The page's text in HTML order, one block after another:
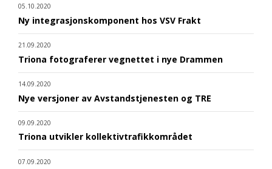
05.10.2020
Ny integrasjonskomponent hos VSV Frakt
21.09.2020
Triona fotograferer vegnettet i nye Drammen
14.09.2020
Nye versjoner av Avstandstjenesten og TRE
09.09.2020
Triona utvikler kollektivtrafikkområdet
07.09.2020